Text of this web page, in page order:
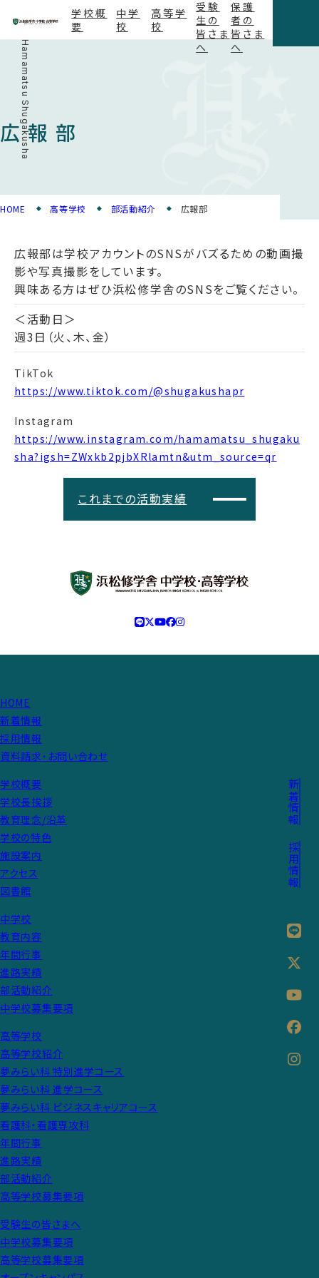
学校概
要
中学
校
高等学
校
受験
生の
皆さま
へ
保護
者の
皆さま
へ
Hamamatsu Shugakusha
新着情報
採用情報
広報部
HOME 高等学校 部活動紹介 広報部
広報部は学校アカウントのSNSがバズるための動画撮
影や写真撮影をしています。
興味ある方はぜひ浜松修学舎のSNSをご覧ください。
＜活動日＞
週3日（火、木、金）
TikTok
https://www.tiktok.com/@shugakushapr
Instagram
https://www.instagram.com/hamamatsu_shugaku
sha?igsh=ZWxkb2pjbXRlamtn&utm_source=qr
これまでの活動実績
HOME
新着情報
採用情報
資料請求・お問い合わせ
学校概要
学校長挨拶
教育理念/沿革
学校の特色
施設案内
アクセス
図書館
中学校
教育内容
年間行事
進路実績
部活動紹介
中学校募集要項
高等学校
高等学校紹介
夢みらい科 特別進学コース
夢みらい科 進学コース
夢みらい科 ビジネスキャリアコース
看護科・看護専攻科
年間行事
進路実績
部活動紹介
高等学校募集要項
受験生の皆さまへ
中学校募集要項
高等学校募集要項